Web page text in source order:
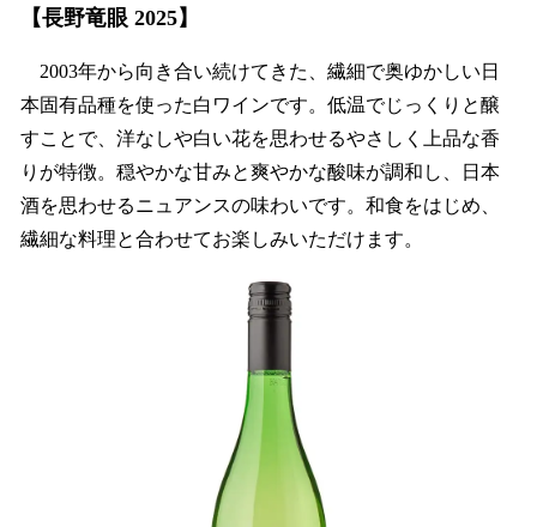
【長野竜眼 2025】
2003年から向き合い続けてきた、繊細で奥ゆかしい日
本固有品種を使った白ワインです。低温でじっくりと醸
すことで、洋なしや白い花を思わせるやさしく上品な香
りが特徴。穏やかな甘みと爽やかな酸味が調和し、日本
酒を思わせるニュアンスの味わいです。和食をはじめ、
繊細な料理と合わせてお楽しみいただけます。